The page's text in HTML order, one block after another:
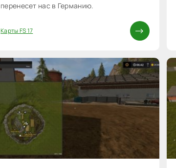
перенесет нас в Германию.
Карты FS 17